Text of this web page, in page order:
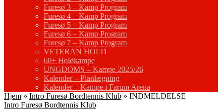
Furesø 3 – Kamp Program
Furesø 4 – Kamp Program
Furesø 5 – Kamp Program
Furesø 6 – Kamp Program
Furesø 7 – Kamp Program
VETERAN HOLD
60+ Holdkampe
UNGDOMS – Kampe 2025/26
Kalender – Planlægning
Kalender – Kampe i Farum Arena
Hjem » Intro Furesø Bordtennis Klub » INDMELDELSE
Intro Furesø Bordtennis Klub